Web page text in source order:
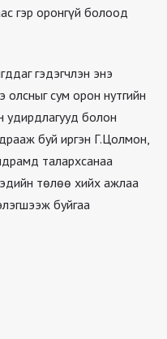
гэр оронгүй болоод
гэдэгчлэн энэ
сум орон нутгийн
удирдлагууд болон
буй иргэн Г.Цолмон,
талархсанаа
төлөө хийх ажлаа
буйгаа